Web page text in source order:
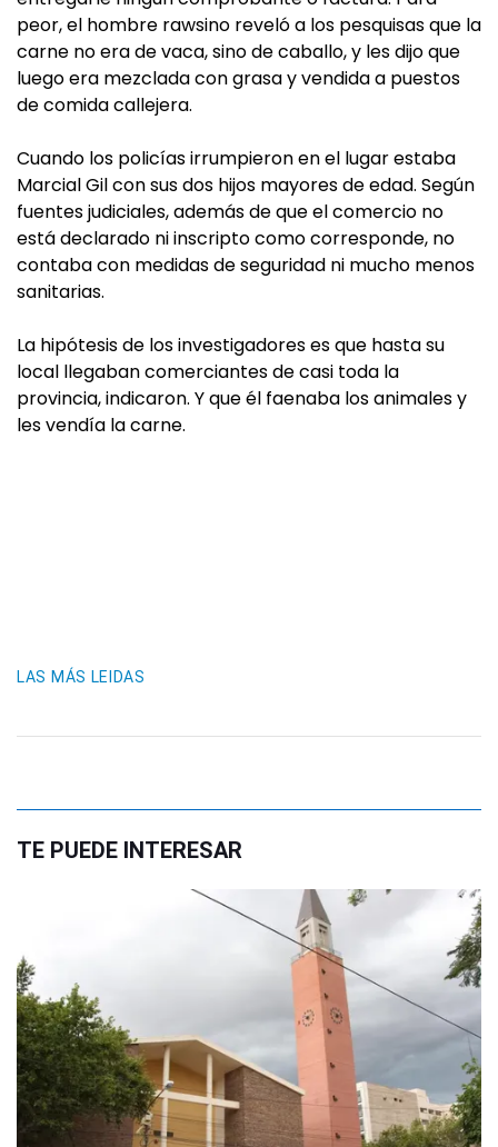
peor, el hombre rawsino reveló a los pesquisas que la
carne no era de vaca, sino de caballo, y les dijo que
luego era mezclada con grasa y vendida a puestos
de comida callejera.
Cuando los policías irrumpieron en el lugar estaba
Marcial Gil con sus dos hijos mayores de edad. Según
fuentes judiciales, además de que el comercio no
está declarado ni inscripto como corresponde, no
contaba con medidas de seguridad ni mucho menos
sanitarias.
La hipótesis de los investigadores es que hasta su
local llegaban comerciantes de casi toda la
provincia, indicaron. Y que él faenaba los animales y
les vendía la carne.
LAS MÁS LEIDAS
TE PUEDE INTERESAR